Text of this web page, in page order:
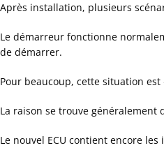
Après installation, plusieurs
Le démarreur fonctionne
de démarrer.
Pour beaucoup, cette situation
La raison se trouve
Le nouvel ECU contient encore